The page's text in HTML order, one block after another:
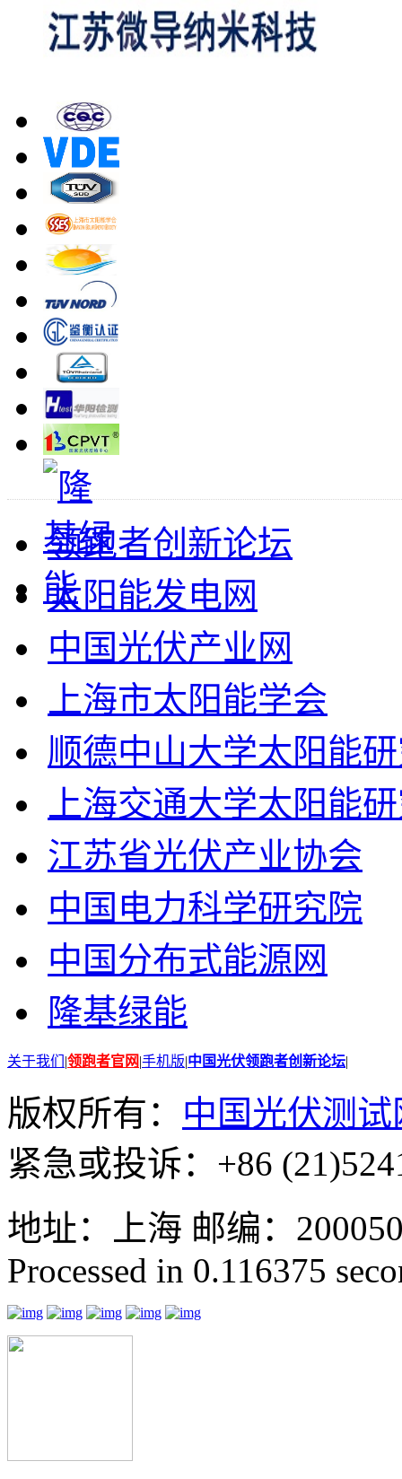
领跑者创新论坛
太阳能发电网
中国光伏产业网
上海市太阳能学会
顺德中山大学太阳能
上海交通大学太阳能
江苏省光伏产业协会
中国电力科学研究院
中国分布式能源网
隆基绿能
关于我们 |领跑者官网|手机版|中国光伏领跑者创新论坛|
版权所有： 中国光伏测试
紧急或投诉：+86
地址：上海 邮编：
Processed in 0.116375